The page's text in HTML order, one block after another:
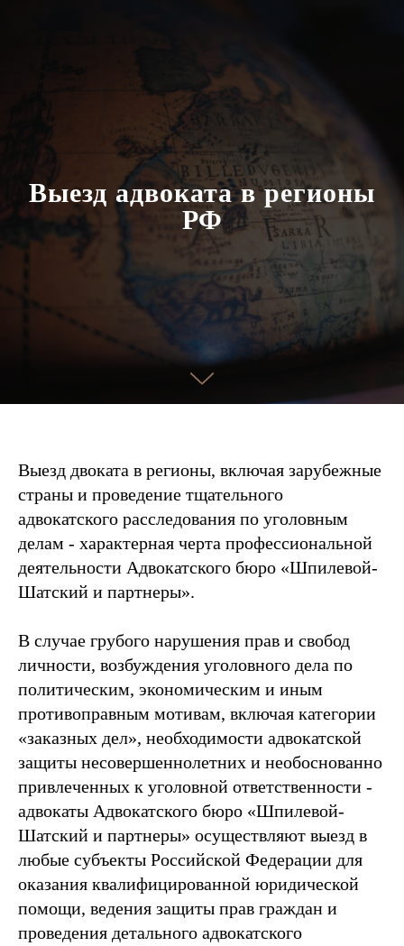
Выезд адвоката в регионы
РФ
Выезд двоката в регионы, включая зарубежные
страны и проведение тщательного
адвокатского расследования по уголовным
делам - характерная черта профессиональной
деятельности Адвокатского бюро «Шпилевой-
Шатский и партнеры».
В случае грубого нарушения прав и свобод
личности, возбуждения уголовного дела по
политическим, экономическим и иным
противоправным мотивам, включая категории
«заказных дел», необходимости адвокатской
защиты несовершеннолетних и необоснованно
привлеченных к уголовной ответственности -
адвокаты Адвокатского бюро «Шпилевой-
Шатский и партнеры» осуществляют выезд в
любые субъекты Российской Федерации для
оказания квалифицированной юридической
помощи, ведения защиты прав граждан и
проведения детального адвокатского